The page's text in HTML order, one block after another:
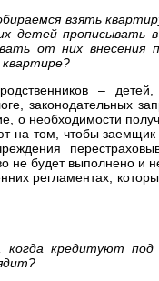
взять
детей
от них внесения
–
законодательных
о необходимости
на том, чтобы
не будет выполнено и
регламентах,
когда кредитуют